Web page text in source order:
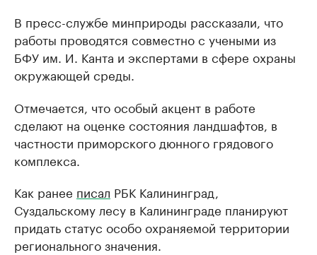
В пресс-службе минприроды рассказали, что
работы проводятся совместно с учеными из
БФУ им. И. Канта и экспертами в сфере охраны
окружающей среды.
Отмечается, что особый акцент в работе
сделают на оценке состояния ландшафтов, в
частности приморского дюнного грядового
комплекса.
Как ранее писал РБК Калининград,
Суздальскому лесу в Калининграде планируют
придать статус особо охраняемой территории
регионального значения.